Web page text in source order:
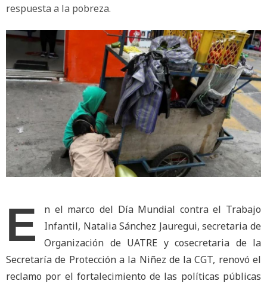
respuesta a la pobreza.
E
n el marco del Día Mundial contra el Trabajo
Infantil, Natalia Sánchez Jauregui, secretaria de
Organización de UATRE y cosecretaria de la
Secretaría de Protección a la Niñez de la CGT, renovó el
reclamo por el fortalecimiento de las políticas públicas